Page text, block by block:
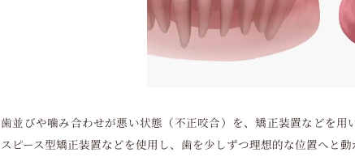
歯並びや噛み合わせが悪い状態（不正咬合）を、矯正装置などを
スピース型矯正装置などを使用し、歯を少しずつ理想的な位置へと動